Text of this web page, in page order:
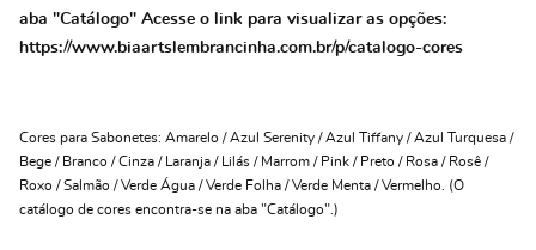
aba "Catálogo" Acesse o link para visualizar as opções:
https://www.biaartslembrancinha.com.br/p/catalogo-cores
Cores para Sabonetes: Amarelo / Azul Serenity / Azul Tiffany / Azul Turquesa /
Bege / Branco / Cinza / Laranja / Lilás / Marrom / Pink / Preto / Rosa / Rosê /
Roxo / Salmão / Verde Água / Verde Folha / Verde Menta / Vermelho. (O
catálogo de cores encontra-se na aba "Catálogo".)